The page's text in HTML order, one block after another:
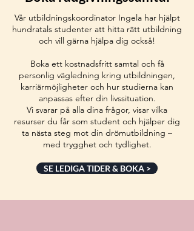
Vår utbildningskoordinator Ingela har hjälpt
hundratals studenter att hitta rätt utbildning
och vill gärna hjälpa dig också!
Boka ett kostnadsfritt samtal och få
personlig vägledning kring utbildningen,
karriärmöjligheter och hur studierna kan
anpassas efter din livssituation.
Vi svarar på alla dina frågor, visar vilka
resurser du får som student och hjälper dig
ta nästa steg mot din drömutbildning –
med trygghet och tydlighet.
SE LEDIGA TIDER & BOKA >